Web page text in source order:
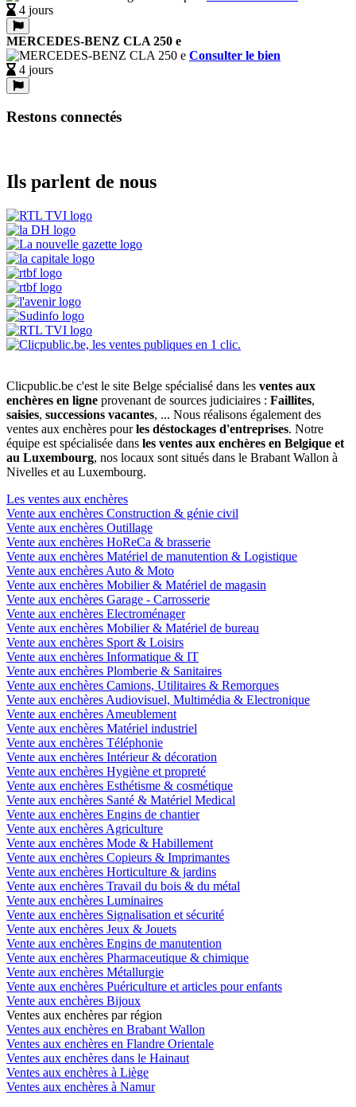
4 jours
MERCEDES-BENZ CLA 250 e
Consulter le bien
4 jours
Restons connectés
Ils parlent de nous
Clicpublic.be c'est le site Belge spécialisé dans les ventes aux
enchères en ligne provenant de sources judiciaires : Faillites,
saisies, successions vacantes, ... Nous réalisons également des
ventes aux enchères pourles déstockages d'entreprises. Notre
équipe est spécialisée dans les ventes aux enchères en Belgique et
au Luxembourg, nos locaux sont situés dans le Brabant Wallon à
Nivelles et au Luxembourg.
Les ventes aux enchères
Vente aux enchères Construction & génie civil
Vente aux enchères Outillage
Vente aux enchères HoReCa & brasserie
Vente aux enchères Matériel de manutention & Logistique
Vente aux enchères Auto & Moto
Vente aux enchères Mobilier & Matériel de magasin
Vente aux enchères Garage - Carrosserie
Vente aux enchères Electroménager
Vente aux enchères Mobilier & Matériel de bureau
Vente aux enchères Sport & Loisirs
Vente aux enchères Informatique & IT
Vente aux enchères Plomberie & Sanitaires
Vente aux enchères Camions, Utilitaires & Remorques
Vente aux enchères Audiovisuel, Multimédia & Electronique
Vente aux enchères Ameublement
Vente aux enchères Matériel industriel
Vente aux enchères Téléphonie
Vente aux enchères Intérieur & décoration
Vente aux enchères Hygiène et propreté
Vente aux enchères Esthétisme & cosmétique
Vente aux enchères Santé & Matériel Medical
Vente aux enchères Engins de chantier
Vente aux enchères Agriculture
Vente aux enchères Mode & Habillement
Vente aux enchères Copieurs & Imprimantes
Vente aux enchères Horticulture & jardins
Vente aux enchères Travail du bois & du métal
Vente aux enchères Luminaires
Vente aux enchères Signalisation et sécurité
Vente aux enchères Jeux & Jouets
Vente aux enchères Engins de manutention
Vente aux enchères Pharmaceutique & chimique
Vente aux enchères Métallurgie
Vente aux enchères Puériculture et articles pour enfants
Vente aux enchères Bijoux
Ventes aux enchères par région
Ventes aux enchères en Brabant Wallon
Ventes aux enchères en Flandre Orientale
Ventes aux enchères dans le Hainaut
Ventes aux enchères à Liège
Ventes aux enchères à Namur